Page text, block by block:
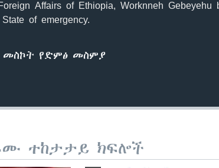
Affairs of Ethiopia, Worknneh
of emergency.
መስኮት የድምፅ መስምያ
ተከታታይ ክፍሎች